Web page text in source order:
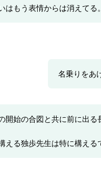
はもう表情からは消えてる
名乗りをあ
開始の合図と共に前に出る
える独歩先生は特に構える